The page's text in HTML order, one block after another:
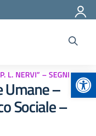
L. NERVI” – SEGNI
Umane –
Sociale –